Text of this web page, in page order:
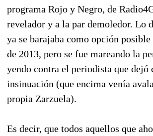
programa Rojo y Negro, de
revelador y a la par demoledor. Lo
ya se barajaba como opción
de 2013, pero se fue mareando la
yendo contra el periodista que dejó
insinuación (que encima venía
propia Zarzuela).
Es decir, que todos aquellos que